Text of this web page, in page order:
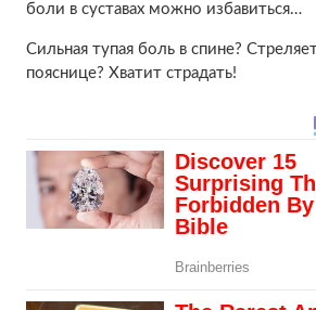
боли в суставах можно избавиться…
Сильная тупая боль в спине?
пояснице? Хватит страдать!